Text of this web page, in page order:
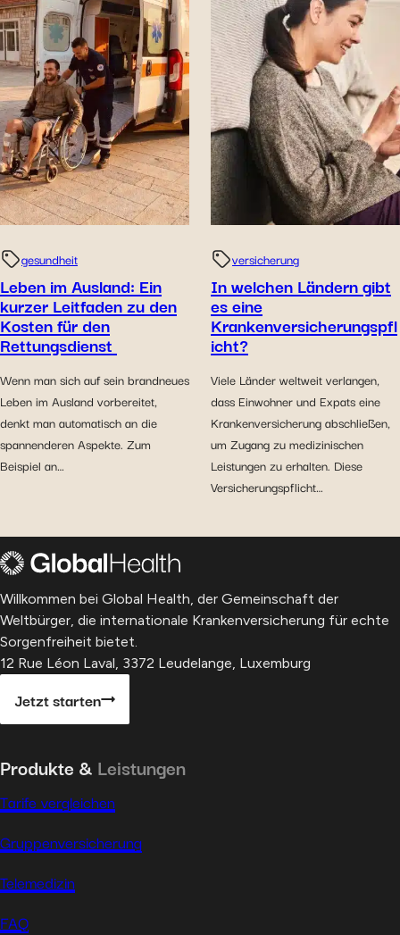
gesundheit
Leben im Ausland: Ein
kurzer Leitfaden zu den
Kosten für den
Rettungsdienst
Wenn man sich auf sein brandneues
Leben im Ausland vorbereitet,
denkt man automatisch an die
spannenderen Aspekte. Zum
Beispiel an…
versicherung
In welchen Ländern gibt
es eine
Krankenversicherungspfl
icht?
Viele Länder weltweit verlangen,
dass Einwohner und Expats eine
Krankenversicherung abschließen,
um Zugang zu medizinischen
Leistungen zu erhalten. Diese
Versicherungspflicht…
Willkommen bei Global Health, der Gemeinschaft der
Weltbürger, die internationale Krankenversicherung für echte
Sorgenfreiheit bietet.
12 Rue Léon Laval, 3372 Leudelange, Luxemburg
Jetzt starten
Produkte & Leistungen
Tarife vergleichen
Gruppenversicherung
Telemedizin
FAQ